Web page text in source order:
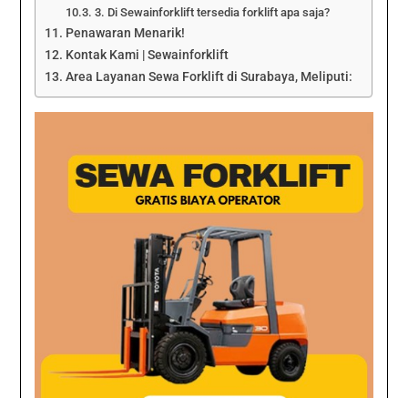
3. Di Sewainforklift tersedia forklift apa saja?
Penawaran Menarik!
Kontak Kami | Sewainforklift
Area Layanan Sewa Forklift di Surabaya, Meliputi: